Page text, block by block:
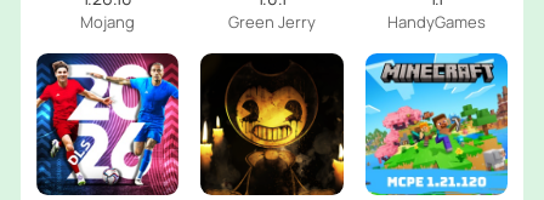
Mojang Green Jerry HandyGames